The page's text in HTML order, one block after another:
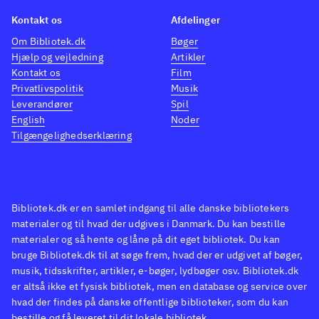
nye afvekslende missioner, og
du kan lave stunts, tjene points
og indkøbe seje biler til din
egen samling. Køre-realismen
er lav - du kan smadre tonsvis
af andre biler uden at tage
skade, og fodgængere når altid
men to spillere kan dyste på
samme konsol.
"Need for speed"- og "GTA"-
serierne har på nogle punkter
lignende gameplay .
"Driver"-serien har med
der
rå
nyde
San
Bibliotek.dk er en samlet indgang til alle danske bibliotekers
materialer og til hvad der udgives i Danmark. Du kan bestille
materialer og så hente og låne på dit eget bibliotek. Du kan
bruge Bibliotek.dk til at søge frem, hvad der er udgivet af bøger,
musik, tidsskrifter, artikler, e-bøger, lydbøger osv. Bibliotek.dk
er altså ikke et fysisk bibliotek, men en database og service over
hvad der findes på danske offentlige biblioteker, som du kan
Kontakt os
Om Bibliotek.dk
Hjælp og vejledning
Kontakt os
Privatlivspolitik
Leverandører
English
Tilgængelighedserklæring
Afdelinger
Bøger
Artikler
Film
Musik
Spil
Noder